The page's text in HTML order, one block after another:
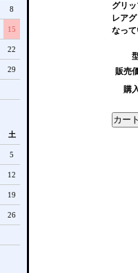
8
15
22
29
土
5
12
19
26
グリ
レア
なっ
販売
購